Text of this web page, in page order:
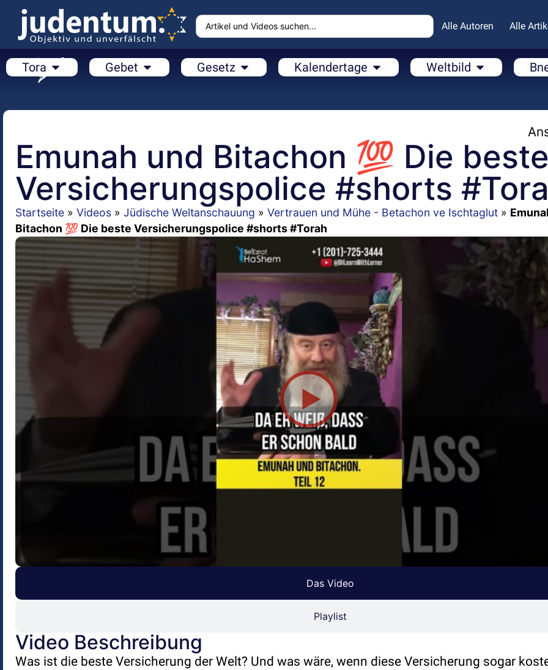
Alle Autoren Alle
Tora Gebet Gesetz Kalendertage Weltbild
Emunah und Bitachon 💯 Die
Versicherungspolice #shorts
Startseite » Videos » Jüdische Weltanschauung » Vertrauen und Mühe - Betachon ve Ischtaglut »
Bitachon 💯 Die beste Versicherungspolice #shorts #Torah
Das Video
Playlist
Video Beschreibung
Was ist die beste Versicherung der Welt? Und was wäre, wenn diese Versicherung sogar